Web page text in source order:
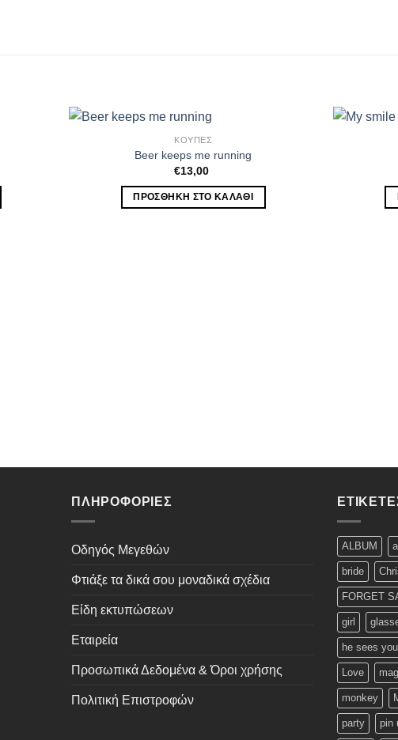
ΚΟΥΠΕΣ
Beer keeps me running
€13,00
ΠΡΟΣΘΉΚΗ ΣΤΟ ΚΑΛΆΘΙ
ΠΛΗΡΟΦΟΡΊΕΣ
Οδηγός Μεγεθών
Φτιάξε τα δικά σου μοναδικά σχέδια
Είδη εκτυπώσεων
Εταιρεία
Προσωπικά Δεδομένα & Όροι χρήσης
Πολιτική Επιστροφών
ALBUM
bride
FORGET
girl
he sees you
Love
monkey
party pin